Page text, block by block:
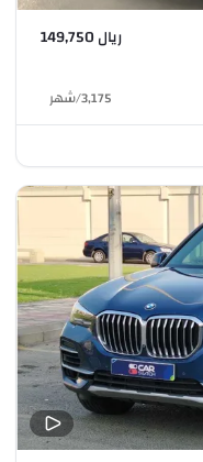
ريال 149,750
3,175
/شهر